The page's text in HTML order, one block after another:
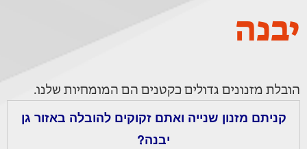
יבנה
הובלת מזנונים גדולים כקטנים הם המומחיות שלנו.
קניתם מזנון שנייה ואתם זקוקים להובלה באזור גן
יבנה?